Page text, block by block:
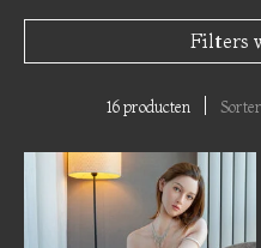
Filters
16 producten